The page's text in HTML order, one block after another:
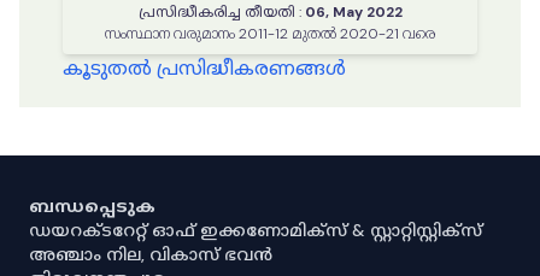
പ്രസിദ്ധീകരിച്ച തീയതി : 06, May 2022
സംസ്ഥാന വരുമാനം 2011-12 മുതൽ 2020-21 വരെ
കൂടുതൽ പ്രസിദ്ധീകരണങ്ങൾ
ബന്ധപ്പെടുക
ഡയറക്ടറേറ്റ് ഓഫ് ഇക്കണോമിക്സ് & സ്റ്റാറ്റിസ്റ്റിക്സ്
അഞ്ചാം നില, വികാസ് ഭവൻ